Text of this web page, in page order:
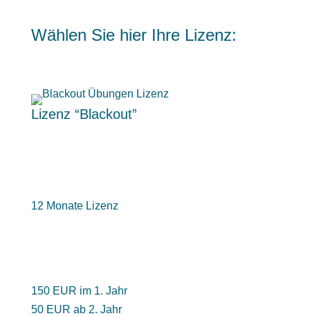
Wählen Sie hier Ihre Lizenz:
Lizenz “Blackout”
12 Monate Lizenz
150 EUR im 1. Jahr
50 EUR ab 2. Jahr